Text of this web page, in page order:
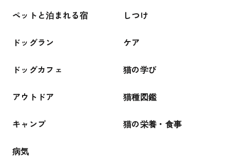
ペットと泊まれる宿
ドッグラン
ドッグカフェ
アウトドア
キャンプ
病気
しつけ
ケア
猫の学び
猫種図鑑
猫の栄養・食事